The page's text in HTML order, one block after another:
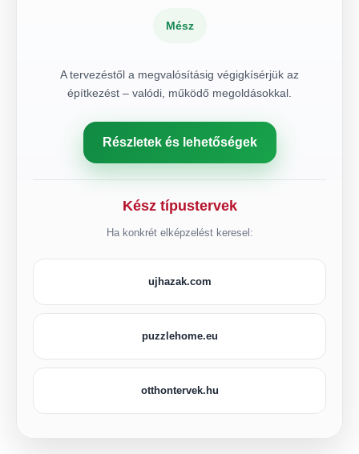
Mész
A tervezéstől a megvalósításig végigkísérjük az
építkezést – valódi, működő megoldásokkal.
Részletek és lehetőségek
Kész típustervek
Ha konkrét elképzelést keresel:
ujhazak.com
puzzlehome.eu
otthontervek.hu